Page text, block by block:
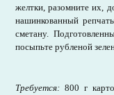
желтки, разомните их,
нашинкованный
сметану.
посыпьте рубленой
Требуется: 800 г